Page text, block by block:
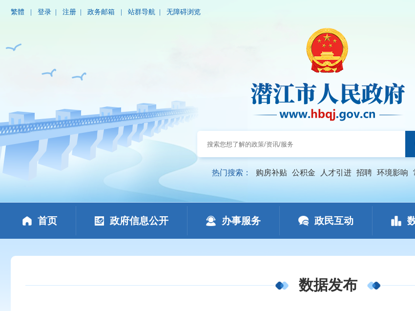
繁體 登录 注册 政务邮箱 站群导航 无障碍浏览
热门搜索： 购房补贴 公积金 人才引进 招聘 环境影响
首页 政府信息公开 办事服务 政民互动
数据发布